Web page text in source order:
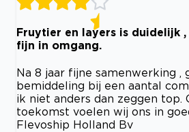
Fruytier en layers is duidelijk
fijn in omgang.
Na 8 jaar fijne samenwerking ,
bemiddeling bij een aantal
ik niet anders dan zeggen top.
toekomst voelen wij ons in
Flevoship Holland Bv